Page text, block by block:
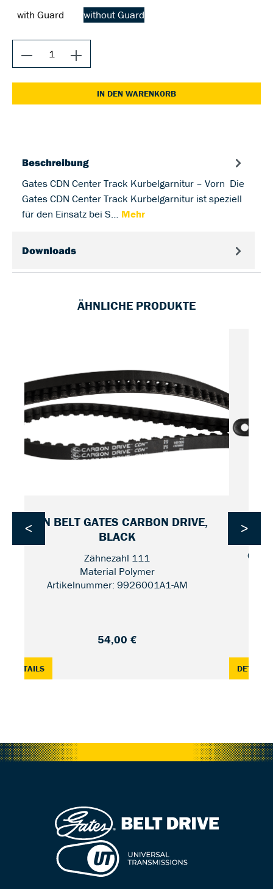
with Guard
without Guard
IN DEN WARENKORB
Beschreibung
Gates CDN Center Track Kurbelgarnitur – Vorn Die
Gates CDN Center Track Kurbelgarnitur ist speziell
für den Einsatz bei S… Mehr
Downloads
ÄHNLICHE PRODUKTE
CDN BELT GATES CARBON DRIVE,
BLACK
Zähnezahl 111
Material Polymer
Artikelnummer: 9926001A1-AM
54,00 €
DETAILS: CDN BELT GATES CARBON DRIVE, BLACK — 111 DETAILS
< >